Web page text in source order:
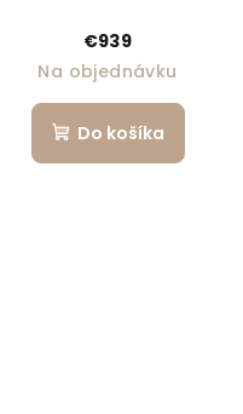
€939
Na objednávku
Do košíka